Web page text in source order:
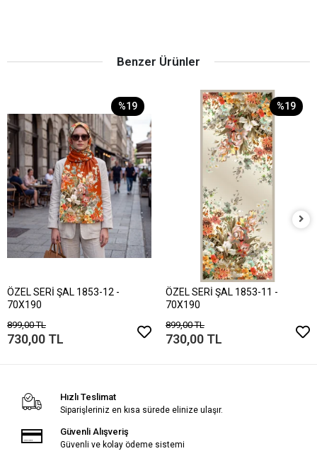
Benzer Ürünler
%19
ÖZEL SERİ ŞAL 1853-12 -
70X190
899,00 TL
730,00 TL
%19
ÖZEL SERİ ŞAL 1853-11 -
70X190
899,00 TL
730,00 TL
Hızlı Teslimat
Siparişleriniz en kısa sürede elinize ulaşır.
Güvenli Alışveriş
Güvenli ve kolay ödeme sistemi